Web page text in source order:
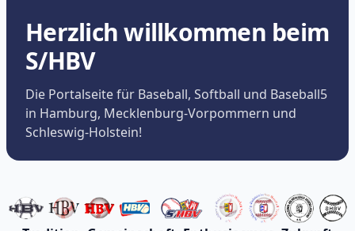
Herzlich willkommen beim
S/HBV
Die Portalseite für Baseball, Softball und Baseball5
in Hamburg, Mecklenburg-Vorpommern und
Schleswig-Holstein!